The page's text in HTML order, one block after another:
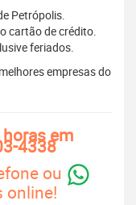
Petrópolis.
cartão de crédito.
feriados.
empresas do
em
4338
ou
online!